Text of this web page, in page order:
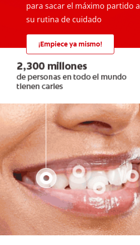
para sacar el máximo partido a
su rutina de cuidado
¡Empiece ya mismo!